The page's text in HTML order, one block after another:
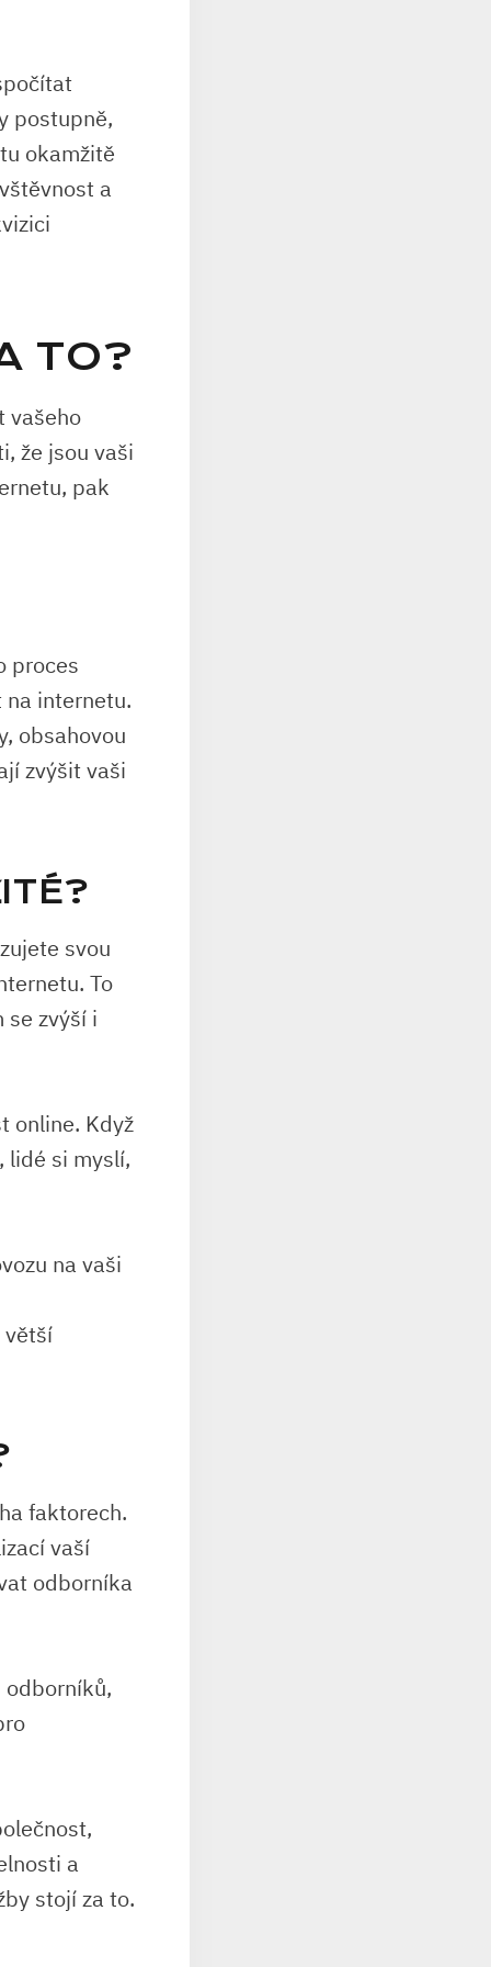
postupně,
okamžitě
a
TO?
vašeho
že jsou vaši
pak
proces
internetu.
obsahovou
zvýšit vaši
svou
To
se zvýší i
online. Když
lidé si myslí,
na vaši
větší
faktorech.
vaší
odborníka
a
stojí za to.